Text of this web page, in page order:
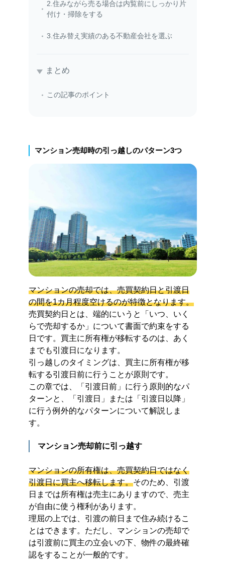
2.住みながら売る場合は内覧前にしっかり片
付け・掃除をする
3.住み替え実績のある不動産会社を選ぶ
まとめ
この記事のポイント
マンション売却時の引っ越しのパターン3つ
マンションの売却では、売買契約日と引渡日
の間を1カ月程度空けるのが特徴となります。
売買契約日とは、端的にいうと「いつ、いく
らで売却するか」について書面で約束をする
日です。買主に所有権が移転するのは、あく
までも引渡日になります。
引っ越しのタイミングは、買主に所有権が移
転する引渡日前に行うことが原則です。
この章では、「引渡日前」に行う原則的なパ
ターンと、「引渡日」または「引渡日以降」
に行う例外的なパターンについて解説しま
す。
マンション売却前に引っ越す
マンションの所有権は、売買契約日ではなく
引渡日に買主へ移転します。そのため、引渡
日までは所有権は売主にありますので、売主
が自由に使う権利があります。
理屈の上では、引渡の前日まで住み続けるこ
とはできます。ただし、マンションの売却で
は引渡前に買主の立会いの下、物件の最終確
認をすることが一般的です。